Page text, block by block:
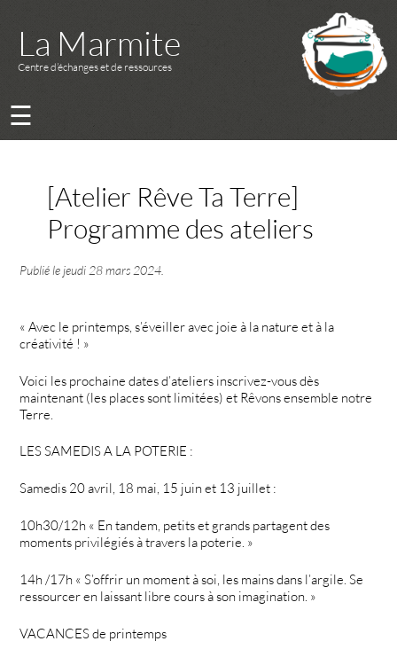
La Marmite
Centre d’échanges et de ressources
☰
[Atelier Rêve Ta Terre]
Programme des ateliers
Publié le jeudi 28 mars 2024
« Avec le printemps, s’éveiller avec joie à la nature et à la
créativité ! »
Voici les prochaine dates d’ateliers inscrivez-vous dès
maintenant (les places sont limitées) et Rêvons ensemble notre
Terre.
LES SAMEDIS A LA POTERIE :
Samedis 20 avril, 18 mai, 15 juin et 13 juillet :
10h30/12h « En tandem, petits et grands partagent des
moments privilégiés à travers la poterie. »
14h /17h « S’offrir un moment à soi, les mains dans l’argile. Se
ressourcer en laissant libre cours à son imagination. »
VACANCES de printemps